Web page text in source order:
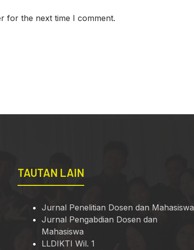
for the next time I comment.
TAUTAN LAIN
Jurnal Penelitian Dosen dan Mahasiswa
Jurnal Pengabdian Dosen dan
Mahasiswa
LLDIKTI Wil. 1